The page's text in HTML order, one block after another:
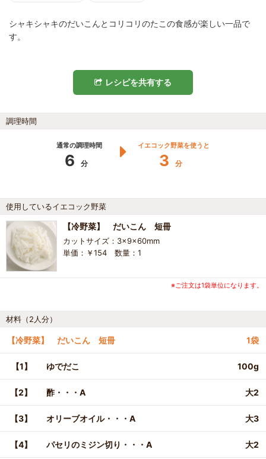
シャキシャキのだいこんとコリコリのたこの食感が楽しい一品で
す。
レシピを共有する
調理時間
通常の調理時間
6 分
イエコック野菜を使うと
3 分
使用しているイエコック野菜
【冷野菜】 だいこん 短冊
カットサイズ：3×9×60mm
単価：￥154 数量：1
※ご注文は1袋単位になります。
材料（2人分）
【冷野菜】 だいこん 短冊 1袋
【1】 ゆでだこ 100g
【2】 酢・・・A 大2
【3】 オリーブオイル・・・A 大3
【4】 パセリのミジン切り・・・A 大2